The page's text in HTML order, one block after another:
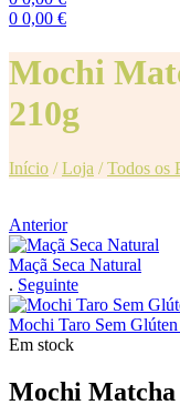
0 0,00 €
Mochi
210g
Início /Loja /Todos os
Anterior
Maçã Seca Natural
. Seguinte
Mochi Taro Sem
Em stock
Mochi Matcha